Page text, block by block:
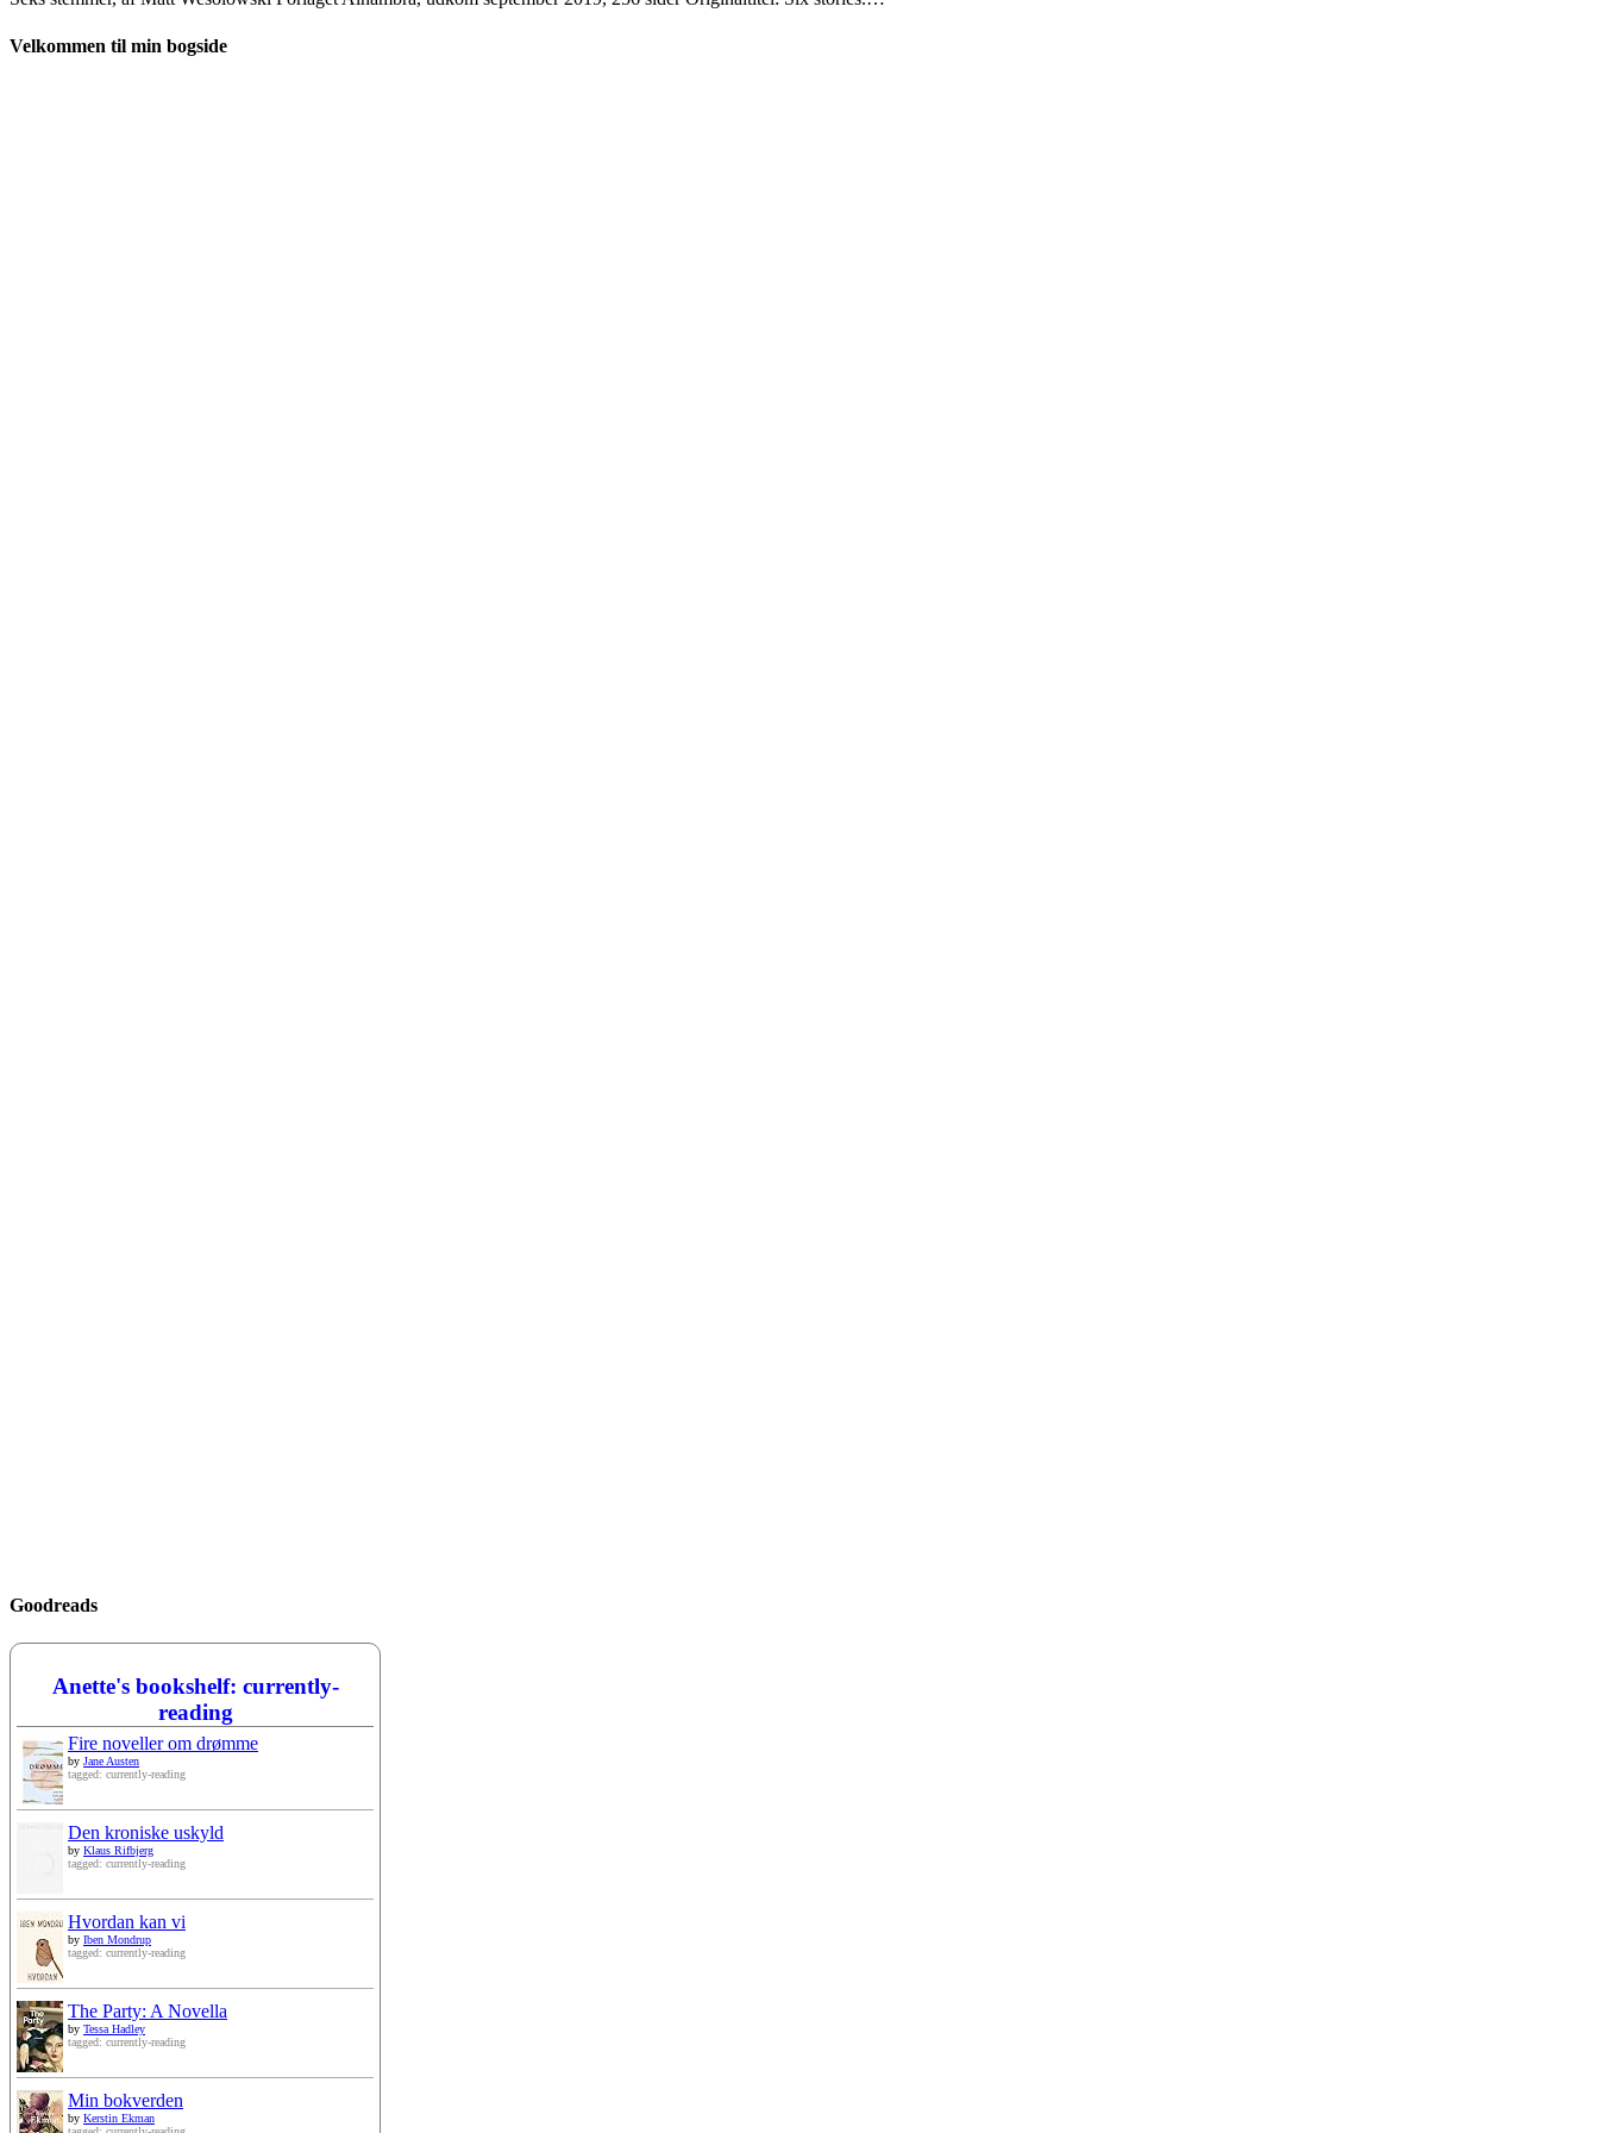
Velkommen til min bogside
Goodreads
Anette's bookshelf: currently-
reading
Fire noveller om drømme
by Jane Austen
tagged: currently-reading
Den kroniske uskyld
by Klaus Rifbjerg
tagged: currently-reading
Hvordan kan vi
by Iben Mondrup
tagged: currently-reading
The Party: A Novella
by Tessa Hadley
tagged: currently-reading
Min bokverden
by Kerstin Ekman